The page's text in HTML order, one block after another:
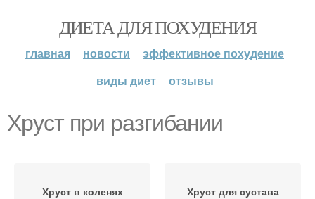
ДИЕТА ДЛЯ ПОХУДЕНИЯ
главная новости
эффективное похудение
виды диет
отзывы
Хруст при разгибании
Хруст в коленях Хруст для сустава